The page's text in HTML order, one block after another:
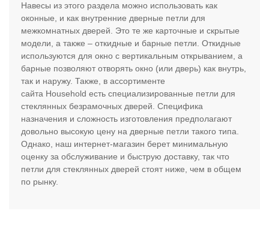
Навесы из этого раздела можно использовать как
оконные, и как внутренние дверные петли для
межкомнатных дверей. Это те же карточные и скрытые
модели, а также – откидные и барные петли. Откидные
используются для окно с вертикальным открыванием, а
барные позволяют отворять окно (или дверь) как внутрь,
так и наружу. Также, в ассортименте
сайта Household есть специализированные петли для
стеклянных безрамочных дверей. Специфика
назначения и сложность изготовления предполагают
довольно высокую цену на дверные петли такого типа.
Однако, наш интернет-магазин берет минимальную
оценку за обслуживание и быструю доставку, так что
петли для стеклянных дверей стоят ниже, чем в общем
по рынку.